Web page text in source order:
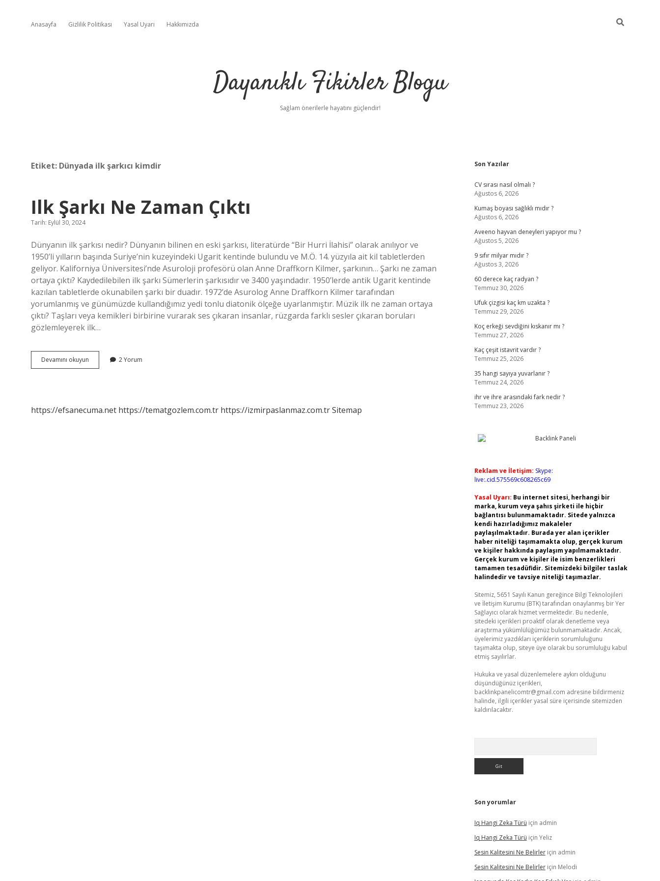
Anasayfa Gizlilik Politikası Yasal Uyarı Hakkımızda
Dayanıklı Fikirler Blogu
Sağlam önerilerle hayatını güçlendir!
Etiket: Dünyada ilk şarkıcı kimdir
Ilk Şarkı Ne Zaman Çıktı
Tarih: Eylül 30, 2024
Dünyanın ilk şarkısı nedir? Dünyanın bilinen en eski şarkısı, literatürde “Bir Hurri İlahisi” olarak anılıyor ve
1950’li yılların başında Suriye’nin kuzeyindeki Ugarit kentinde bulundu ve M.Ö. 14. yüzyıla ait kil tabletlerden
geliyor. Kaliforniya Üniversitesi’nde Asuroloji profesörü olan Anne Draffkorn Kilmer, şarkının… Şarkı ne zaman
ortaya çıktı? Kaydedilebilen ilk şarkı Sümerlerin şarkısıdır ve 3400 yaşındadır. 1950’lerde antik Ugarit kentinde
kazılan tabletlerde okunabilen şarkı bir duadır. 1972’de Asurolog Anne Draffkorn Kilmer tarafından
yorumlanmış ve günümüzde kullandığımız yedi tonlu diatonik ölçeğe uyarlanmıştır. Müzik ilk ne zaman ortaya
çıktı? Taşları veya kemikleri birbirine vurarak ses çıkaran insanlar, rüzgarda farklı sesler çıkaran boruları
gözlemleyerek ilk…
Devamını okuyun
Şarkı
2 Yorum
https://efsanecuma.net https://tematgozlem.com.tr https://izmirpaslanmaz.com.trSitemap
Sidebar
Son Yazılar
CV sırası nasıl olmalı ?
Ağustos 6, 2026
Kumaş boyası sağlıklı mıdır ?
Ağustos 6, 2026
Aveeno hayvan deneyleri yapıyor mu ?
Ağustos 5, 2026
9 sıfır milyar mıdır ?
Ağustos 3, 2026
60 derece kaç radyan ?
Temmuz 30, 2026
Ufuk çizgisi kaç km uzakta ?
Temmuz 29, 2026
Koç erkeği sevdiğini kıskanır mı ?
Temmuz 27, 2026
Kaç çeşit istavrit vardır ?
Temmuz 25, 2026
35 hangi sayıya yuvarlanır ?
Temmuz 24, 2026
ihr ve ihre arasındaki fark nedir ?
Temmuz 23, 2026
Reklam ve İletişim: Skype:
live:.cid.575569c608265c69
Yasal Uyarı: Bu internet sitesi, herhangi bir
marka, kurum veya şahıs şirketi ile hiçbir
bağlantısı bulunmamaktadır. Sitede yalnızca
kendi hazırladığımız makaleler
paylaşılmaktadır. Burada yer alan içerikler
haber niteliği taşımamakta olup, gerçek kurum
ve kişiler hakkında paylaşım yapılmamaktadır.
Gerçek kurum ve kişiler ile isim benzerlikleri
tamamen tesadüfidir. Sitemizdeki bilgiler taslak
halindedir ve tavsiye niteliği taşımazlar.
Sitemiz, 5651 Sayılı Kanun gereğince Bilgi Teknolojileri
ve İletişim Kurumu (BTK) tarafından onaylanmış bir Yer
Sağlayıcı olarak hizmet vermektedir. Bu nedenle,
sitedeki içerikleri proaktif olarak denetleme veya
araştırma yükümlülüğümüz bulunmamaktadır. Ancak,
üyelerimiz yazdıkları içeriklerin sorumluluğunu
taşımakta olup, siteye üye olarak bu sorumluluğu kabul
etmiş sayılırlar.
Hukuka ve yasal düzenlemelere aykırı olduğunu
düşündüğünüz içerikleri,
backlinkpanelicomtr@gmail.com adresine bildirmeniz
halinde, ilgili içerikler yasal süre içerisinde sitemizden
kaldırılacaktır.
Son yorumlar
Iq Hangi Zeka Türü için admin
Iq Hangi Zeka Türü için Yeliz
Sesin Kalitesini Ne Belirleriçin admin
Sesin Kalitesini Ne Belirleriçin Melodi